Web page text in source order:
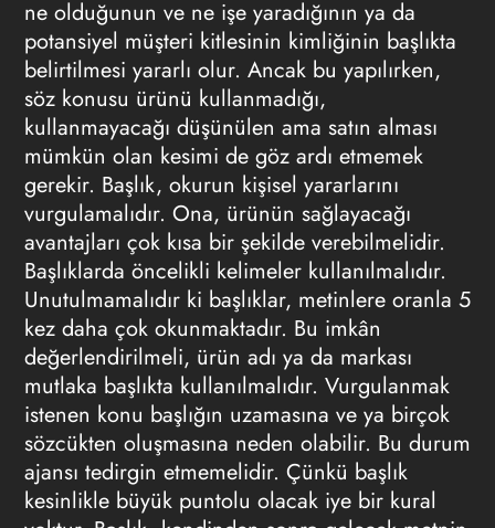
ne olduğunun ve ne işe yaradığının ya da
potansiyel müşteri kitlesinin kimliğinin başlıkta
belirtilmesi yararlı olur. Ancak bu yapılırken,
söz konusu ürünü kullanmadığı,
kullanmayacağı düşünülen ama satın alması
mümkün olan kesimi de göz ardı etmemek
gerekir. Başlık, okurun kişisel yararlarını
vurgulamalıdır. Ona, ürünün sağlayacağı
avantajları çok kısa bir şekilde verebilmelidir.
Başlıklarda öncelikli kelimeler kullanılmalıdır.
Unutulmamalıdır ki başlıklar, metinlere oranla 5
kez daha çok okunmaktadır. Bu imkân
değerlendirilmeli, ürün adı ya da markası
mutlaka başlıkta kullanılmalıdır. Vurgulanmak
istenen konu başlığın uzamasına ve ya birçok
sözcükten oluşmasına neden olabilir. Bu durum
ajansı tedirgin etmemelidir. Çünkü başlık
kesinlikle büyük puntolu olacak iye bir kural